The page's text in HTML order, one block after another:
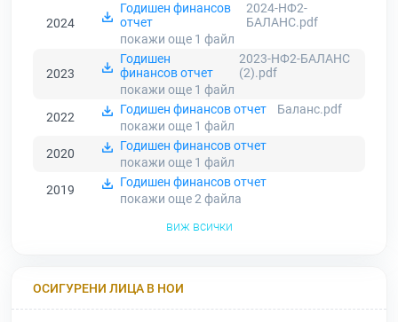
2024
Годишен финансов
отчет
2024-НФ2-
БАЛАНС.pdf
покажи още 1 файл
2023
Годишен
финансов отчет
2023-НФ2-БАЛАНС
(2).pdf
покажи още 1 файл
2022
Годишен финансов отчет
Баланс.pdf
покажи още 1 файл
2020
Годишен финансов отчет
покажи още 1 файл
2019
Годишен финансов отчет
покажи още 2файла
виж всички
ОСИГУРЕНИ ЛИЦА В НОИ